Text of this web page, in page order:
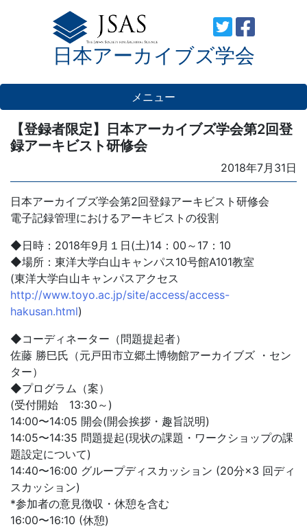
日本アーカイブズ学会
メニュー
【登録者限定】日本アーカイブズ学会第2回登
録アーキビスト研修会
Posted
on
2018年7月31日
日本アーカイブズ学会第2回登録アーキビスト研修会
電子記録管理におけるアーキビストの役割
◆日時：2018年9月１日(土)14：00～17：10
◆場所：東洋大学白山キャンパス10号館A101教室
(東洋大学白山キャンパスアクセス
http://www.toyo.ac.jp/site/access/access-
hakusan.html)
◆コーディネーター（問題提起者）
佐藤 勝巳氏（元戸田市立郷土博物館アーカイブズ ・セン
ター）
◆プログラム（案）
(受付開始 13:30～)
14:00〜14:05 開会(開会挨拶・趣旨説明)
14:05〜14:35 問題提起(現状の課題・ワークショップの課
題設定について)
14:40〜16:00 グループディスカッション (20分×3 回ディ
スカッション)
*参加者の意見徴収・休憩を含む
16:00〜16:10 (休憩)